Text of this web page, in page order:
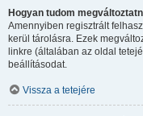
Hogyan tudom
Amennyiben regisztrált
kerül tárolásra. Ezek
linkre (általában az oldal
beállításodat.
Vissza a tetejére